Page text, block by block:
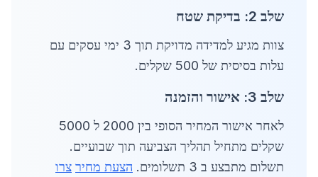
שלב 2: בדיקת שטח
צוות מגיע למדידה מדויקת תוך 3 ימי עסקים עם
עלות בסיסית של 500 שקלים.
שלב 3: אישור והזמנה
לאחר אישור המחיר הסופי בין 2000 ל 5000
שקלים מתחיל תהליך הצביעה תוך שבועיים.
תשלום מתבצע ב 3 תשלומים.
הצעת מחיר צרו